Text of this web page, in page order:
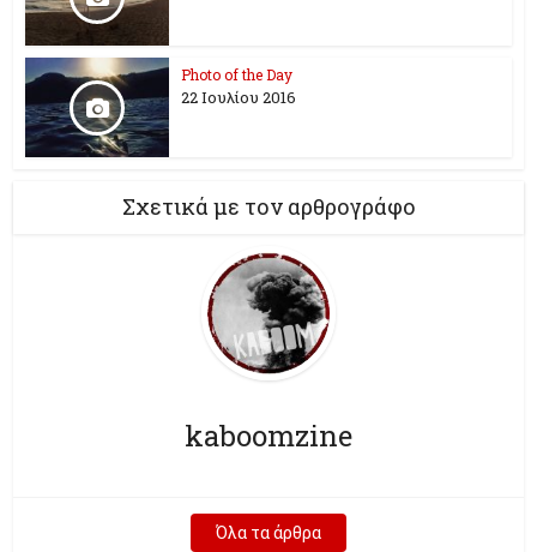
Photo of the Day
22 Ιουλίου 2016
Σχετικά με τον αρθρογράφο
kaboomzine
Όλα τα άρθρα